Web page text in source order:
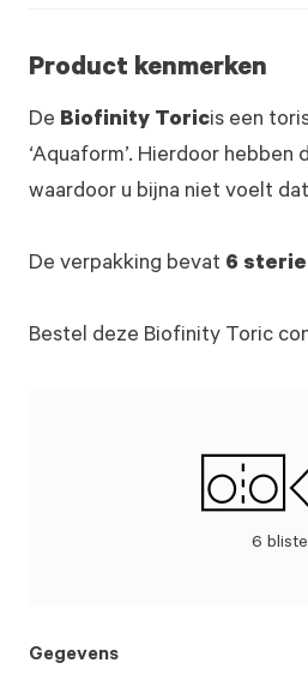
Product kenmerken
De Biofinity Toricis een
‘Aquaform’. Hierdoor
waardoor u bijna niet voelt
De verpakking bevat 6
Bestel deze Biofinity Toric
6
Gegevens